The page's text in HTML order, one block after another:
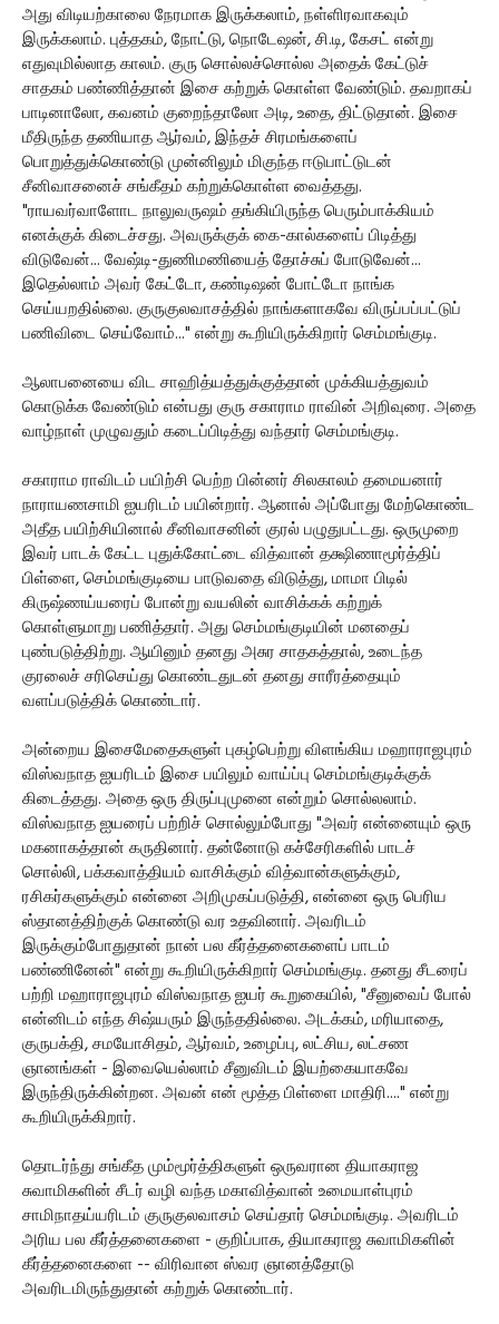
அது விடியற்காலை நேரமாக இருக்கலாம், நள்ளிரவாகவும்
இருக்கலாம். புத்தகம், நோட்டு, நொடேஷன், சி.டி, கேசட் என்று
எதுவுமில்லாத காலம். குரு சொல்லச்சொல்ல அதைக் கேட்டுச்
சாதகம் பண்ணித்தான் இசை கற்றுக் கொள்ள வேண்டும். தவறாகப்
பாடினாலோ, கவனம் குறைந்தாலோ அடி, உதை, திட்டுதான். இசை
மீதிருந்த தணியாத ஆர்வம், இந்தச் சிரமங்களைப்
பொறுத்துக்கொண்டு முன்னிலும் மிகுந்த ஈடுபாட்டுடன்
சீனிவாசனைச் சங்கீதம் கற்றுக்கொள்ள வைத்தது.
"ராயவர்வாளோட நாலுவருஷம் தங்கியிருந்த பெரும்பாக்கியம்
எனக்குக் கிடைச்சது. அவருக்குக் கை-கால்களைப் பிடித்து
விடுவேன்... வேஷ்டி-துணிமணியைத் தோச்சுப் போடுவேன்...
இதெல்லாம் அவர் கேட்டோ, கண்டிஷன் போட்டோ நாங்க
செய்யறதில்லை. குருகுலவாசத்தில் நாங்களாகவே விருப்பப்பட்டுப்
பணிவிடை செய்வோம்..." என்று கூறியிருக்கிறார் செம்மங்குடி.
ஆலாபனையை விட சாஹித்யத்துக்குத்தான் முக்கியத்துவம்
கொடுக்க வேண்டும் என்பது குரு சகாராம ராவின் அறிவுரை. அதை
வாழ்நாள் முழுவதும் கடைப்பிடித்து வந்தார் செம்மங்குடி.
சகாராம ராவிடம் பயிற்சி பெற்ற பின்னர் சிலகாலம் தமையனார்
நாராயணசாமி ஐயரிடம் பயின்றார். ஆனால் அப்போது மேற்கொண்ட
அதீத பயிற்சியினால் சீனிவாசனின் குரல் பழுதுபட்டது. ஒருமுறை
இவர் பாடக் கேட்ட புதுக்கோட்டை வித்வான் தக்ஷிணாமூர்த்திப்
பிள்ளை, செம்மங்குடியை பாடுவதை விடுத்து, மாமா பிடில்
கிருஷ்ணய்யரைப் போன்று வயலின் வாசிக்கக் கற்றுக்
கொள்ளுமாறு பணித்தார். அது செம்மங்குடியின் மனதைப்
புண்படுத்திற்று. ஆயினும் தனது அசுர சாதகத்தால், உடைந்த
குரலைச் சரிசெய்து கொண்டதுடன் தனது சாரீரத்தையும்
வளப்படுத்திக் கொண்டார்.
அன்றைய இசைமேதைகளுள் புகழ்பெற்று விளங்கிய மஹாராஜபுரம்
விஸ்வநாத ஐயரிடம் இசை பயிலும் வாய்ப்பு செம்மங்குடிக்குக்
கிடைத்தது. அதை ஒரு திருப்புமுனை என்றும் சொல்லலாம்.
விஸ்வநாத ஐயரைப் பற்றிச் சொல்லும்போது "அவர் என்னையும் ஒரு
மகனாகத்தான் கருதினார். தன்னோடு கச்சேரிகளில் பாடச்
சொல்லி, பக்கவாத்தியம் வாசிக்கும் வித்வான்களுக்கும்,
ரசிகர்களுக்கும் என்னை அறிமுகப்படுத்தி, என்னை ஒரு பெரிய
ஸ்தானத்திற்குக் கொண்டு வர உதவினார். அவரிடம்
இருக்கும்போதுதான் நான் பல கீர்த்தனைகளைப் பாடம்
பண்ணினேன்" என்று கூறியிருக்கிறார் செம்மங்குடி. தனது சீடரைப்
பற்றி மஹாராஜபுரம் விஸ்வநாத ஐயர் கூறுகையில், "சீனுவைப் போல்
என்னிடம் எந்த சிஷ்யரும் இருந்ததில்லை. அடக்கம், மரியாதை,
குருபக்தி, சமயோசிதம், ஆர்வம், உழைப்பு, லட்சிய, லட்சண
ஞானங்கள் - இவையெல்லாம் சீனுவிடம் இயற்கையாகவே
இருந்திருக்கின்றன. அவன் என் மூத்த பிள்ளை மாதிரி...." என்று
கூறியிருக்கிறார்.
தொடர்ந்து சங்கீத மும்மூர்த்திகளுள் ஒருவரான தியாகராஜ
சுவாமிகளின் சீடர் வழி வந்த மகாவித்வான் உமையாள்புரம்
சாமிநாதய்யரிடம் குருகுலவாசம் செய்தார் செம்மங்குடி. அவரிடம்
அரிய பல கீர்த்தனைகளை - குறிப்பாக, தியாகராஜ சுவாமிகளின்
கீர்த்தனைகளை -- விரிவான ஸ்வர ஞானத்தோடு
அவரிடமிருந்துதான் கற்றுக் கொண்டார்.